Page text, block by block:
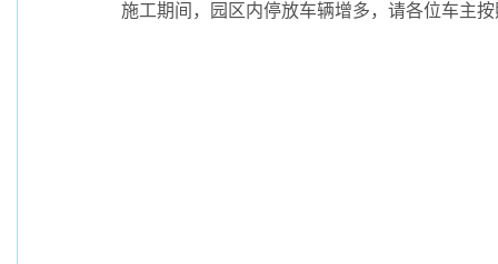
施工期间，园区内停放车辆增多，请各位车主